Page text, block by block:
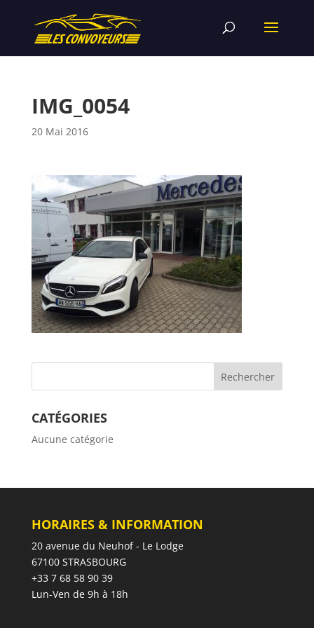
IMG_0054
20 Mai 2016
CATÉGORIES
Aucune catégorie
HORAIRES & INFORMATION
20 avenue du Neuhof - Le Lodge
67100 STRASBOURG
+33 7 68 58 90 39
Lun-Ven de 9h à 18h